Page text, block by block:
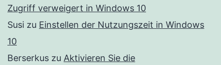
Zugriff verweigert in Windows 10
Susi zu Einstellen der Nutzungszeit in Windows
10
Berserkus zu Aktivieren Sie die